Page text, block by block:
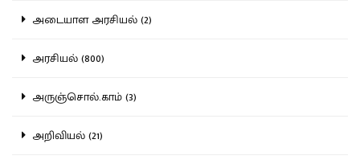
அடையாள அரசியல் (2)
அரசியல் (800)
அருஞ்சொல்.காம் (3)
அறிவியல் (21)